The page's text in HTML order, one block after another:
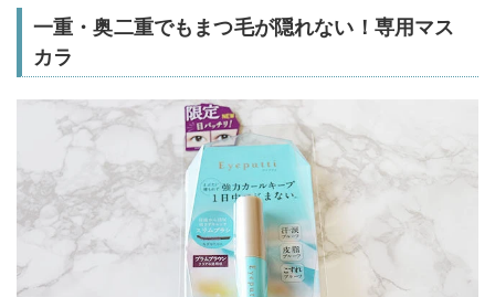
一重・奥二重でもまつ毛が隠れない！専用マス
カラ